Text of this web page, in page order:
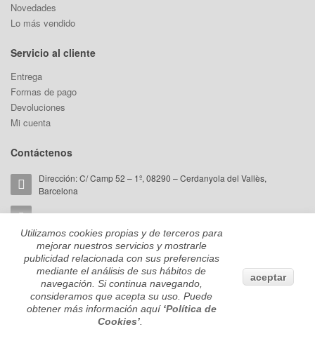
Novedades
Lo más vendido
Servicio al cliente
Entrega
Formas de pago
Devoluciones
Mi cuenta
Contáctenos
Dirección: C/ Camp 52 – 1º, 08290 – Cerdanyola del Vallès,
Barcelona
Email:akorin@cromaticabcn.com
Teléfono: +34 657 81 28 59
Utilizamos cookies propias y de terceros para
mejorar nuestros servicios y mostrarle
publicidad relacionada con sus preferencias
mediante el análisis de sus hábitos de
navegación. Si continua navegando,
consideramos que acepta su uso. Puede
obtener más información aquí ‘Política de
Cookies’.
aceptar
© 2022 ByGuarapomedia.com